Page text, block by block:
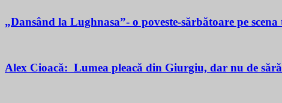
„Dansând la Lughnasa”- o poveste-sărbătoare pe
Alex Cioacă: Lumea pleacă din Giurgiu, dar nu de